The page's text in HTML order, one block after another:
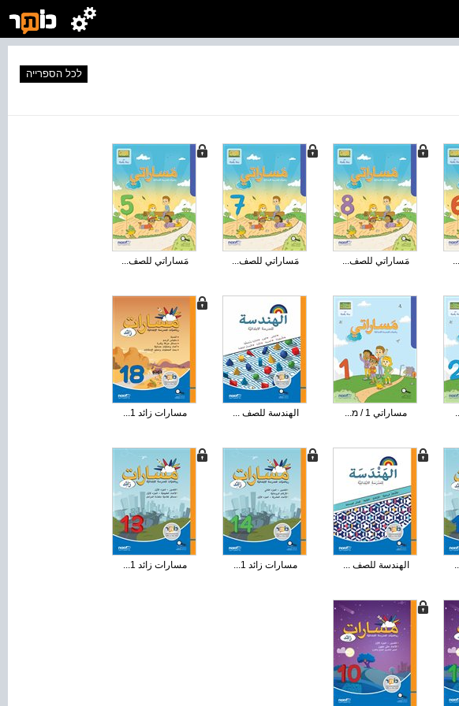
לכל הספרייה
مَساراتي للصف... مَساراتي للصف... مَساراتي للصف...
مساراتي 1 / מ... الهندسة للصف ... مسارات زائد 1...
الهندسة للصف ... مسارات زائد 1... مسارات زائد 1...